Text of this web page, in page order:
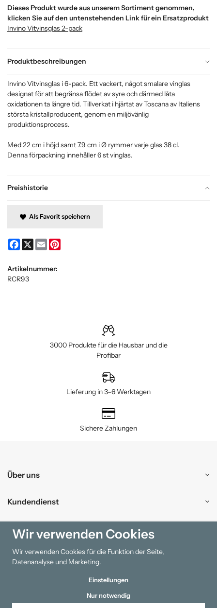
Dieses Produkt wurde aus unserem Sortiment genommen,
klicken Sie auf den untenstehenden Link für ein Ersatzprodukt
Invino Vitvinsglas 2-pack
Produktbeschreibungen
Preishistorie
Invino Vitvinsglas i 6-pack. Ett vackert, något smalare vinglas
designat för att begränsa flödet av syre och därmed låta
oxidationen ta längre tid. Tillverkat i hjärtat av Toscana av Italiens
största kristallproducent, genom en miljövänlig
produktionsprocess.
Med 22 cm i höjd samt 7.9 cm i Ø rymmer varje glas 38 cl.
Denna förpackning innehåller 6 st vinglas.
Als Favorit speichern
Facebook
X Email
Artikelnummer:
RCR93
3000 Produkte für die Hausbar und die
Profibar
Lieferung in 3–6 Werktagen
Sichere Zahlungen
Über uns
Kundendienst
Einkaufen
Information
Wir verwenden Cookies
Wir verwenden Cookies für die Funktion der Seite,
Datenanalyse und Marketing.
Einstellungen
Nur notwendig